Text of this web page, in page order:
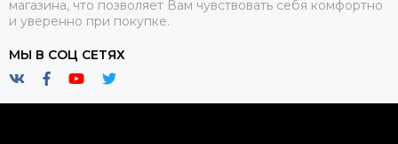
магазина, что позволяет Вам чувствовать себя комфортно
и уверенно при покупке.
МЫ В СОЦ СЕТЯХ